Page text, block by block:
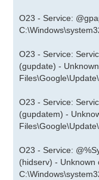
O23 - Service:
O23 - Service:
(gupdate) -
O23 - Service:
(gupdatem) -
O23 - Service:
(hidserv) - Unknown